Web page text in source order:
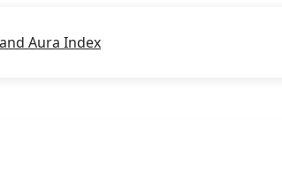
Aura Index